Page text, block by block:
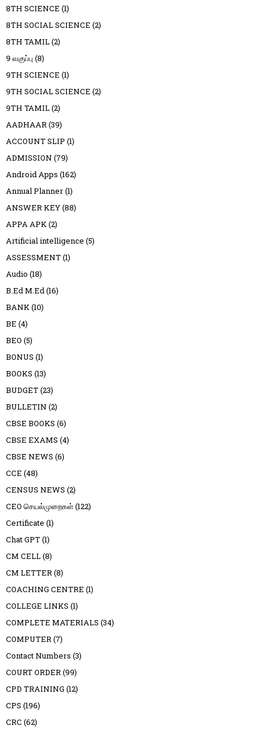
8TH SCIENCE (1)
8TH SOCIAL SCIENCE (2)
8TH TAMIL(2)
9 வகுப்பு (8)
9TH SCIENCE (1)
9TH SOCIAL SCIENCE (2)
9TH TAMIL(2)
AADHAAR(39)
ACCOUNT SLIP (1)
ADMISSION (79)
Android Apps (162)
Annual Planner(1)
ANSWER KEY(88)
APPA APK(2)
Artificial intelligence (5)
ASSESSMENT(1)
Audio (18)
B.Ed M.Ed(16)
BANK(10)
BE (4)
BEO (5)
BONUS (1)
BOOKS (13)
BUDGET(23)
BULLETIN (2)
CBSE BOOKS (6)
CBSE EXAMS (4)
CBSE NEWS (6)
CCE (48)
CENSUS NEWS (2)
CEO செயல்முறைகள்(122)
Certificate (1)
Chat GPT(1)
CM CELL(8)
CM LETTER(8)
COACHING CENTRE (1)
COLLEGE LINKS (1)
COMPLETE MATERIALS (34)
COMPUTER(7)
Contact Numbers (3)
COURT ORDER(99)
CPD TRAINING (12)
CPS (196)
CRC (62)